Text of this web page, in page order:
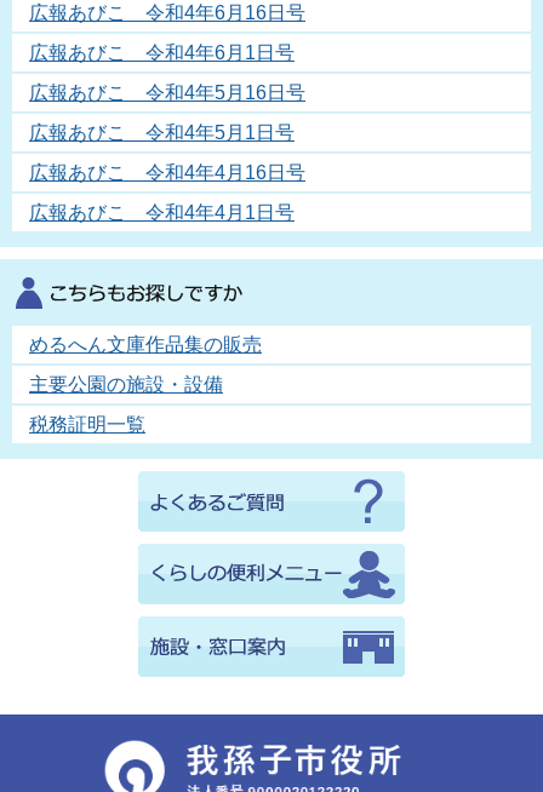
広報あびこ 令和4年6月16日号
広報あびこ 令和4年6月1日号
広報あびこ 令和4年5月16日号
広報あびこ 令和4年5月1日号
広報あびこ 令和4年4月16日号
広報あびこ 令和4年4月1日号
めるへん文庫作品集の販売
主要公園の施設・設備
税務証明一覧